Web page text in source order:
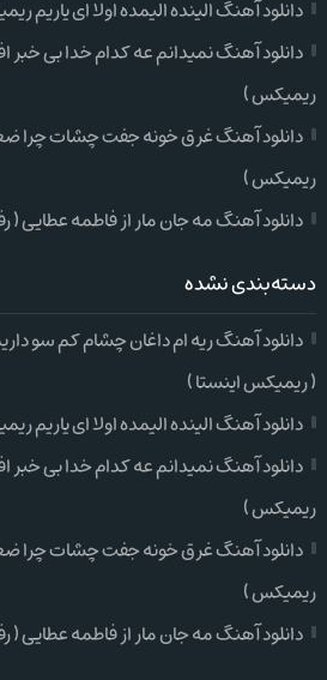
دانلود آهنگ الینده الیمده اولا ای یاریم
دانلود آهنگ نمیدانم عه کدام خدا بی خبر
ریمیکس )
دانلود آهنگ غرق خونه جفت چشات چرا
ریمیکس )
دانلود آهنگ مه جان مار از فاطمه عطایی
دسته‌بندی نشده
دانلود آهنگ ریه ام داغان چشام کم سو
( ریمیکس اینستا )
دانلود آهنگ الینده الیمده اولا ای یاریم
دانلود آهنگ نمیدانم عه کدام خدا بی خبر
ریمیکس )
دانلود آهنگ غرق خونه جفت چشات چرا
ریمیکس )
دانلود آهنگ مه جان مار از فاطمه عطایی